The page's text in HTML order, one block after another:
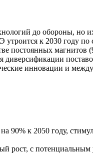
до обороны, но
утроится к 2030 году
постоянных магнитов
инновации и
90% к 2050 году,
рост, с